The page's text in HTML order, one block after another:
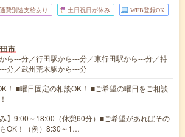
費別途支給あり 土日祝日が休み WEB登録OK
市
ら---分／行田駅から---分／東行田駅から---分／持
分／武州荒木駅から---分
！ ■曜日固定の相談OK！ ■ご希望の曜日をご相談
み】9:00～18:00（休憩60分）■ご希望があればその
OK！（例）8:30～1…